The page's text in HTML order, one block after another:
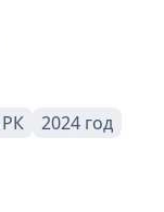
2024 год